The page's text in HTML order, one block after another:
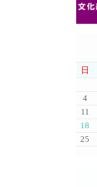
日
4
11
18
25